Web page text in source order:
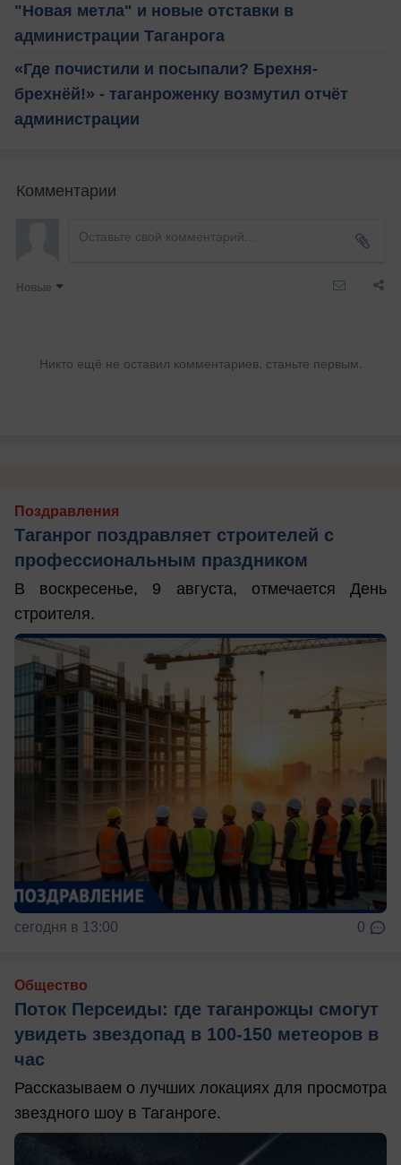
"Новая метла" и новые отставки в
администрации Таганрога
«Где почистили и посыпали? Брехня-
брехнёй!» - таганроженку возмутил отчёт
администрации
Комментарии
Новые
Никто ещё не оставил комментариев, станьте первым.
Поздравления
Таганрог поздравляет строителей с
профессиональным праздником
В воскресенье, 9 августа, отмечается День
строителя.
сегодня в 13:00 0
Общество
Поток Персеиды: где таганрожцы смогут
увидеть звездопад в 100-150 метеоров в
час
Рассказываем о лучших локациях для просмотра
звездного шоу в Таганроге.